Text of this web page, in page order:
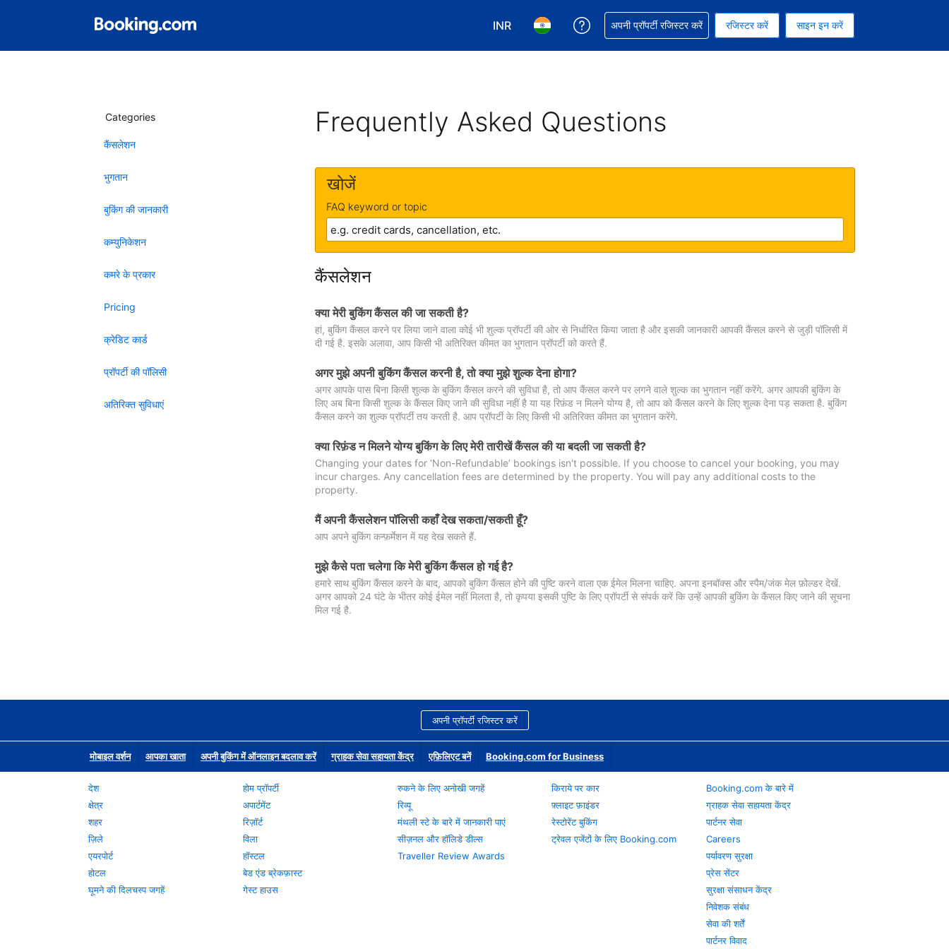
INR
अपनी करेंसी चुनें. आपने अभी INR करेंसी को चुना हुआ है
अपनी भाषा चुनें. आपने अभी हिन्दी भाषा को चुना हुआ है
अपनी बुकिंग में सहायता पाएं
अपनी प्रॉपर्टी रजिस्टर करें रजिस्टर करें साइन इन करें
Categories
कैंसलेशन
भुगतान
बुकिंग की जानकारी
कम्युनिकेशन
कमरे के प्रकार
Pricing
क्रेडिट कार्ड
प्रॉपर्टी की पॉलिसी
अतिरिक्त सुविधाएं
Frequently Asked Questions
खोजें
FAQ keyword or topic
कैंसलेशन
क्या मेरी बुकिंग कैंसल की जा सकती है?
हां, बुकिंग कैंसल करने पर लिया जाने वाला कोई भी शुल्क प्रॉपर्टी की ओर से निर्धारित किया जाता है और इसकी जानकारी आपकी कैंसल करने से जुड़ी पॉलिसी में
दी गई है. इसके अलावा, आप किसी भी अतिरिक्त कीमत का भुगतान प्रॉपर्टी को करते हैं.
अगर मुझे अपनी बुकिंग कैंसल करनी है, तो क्या मुझे शुल्क देना होगा?
अगर आपके पास बिना किसी शुल्क के बुकिंग कैंसल करने की सुविधा है, तो आप कैंसल करने पर लगने वाले शुल्क का भुगतान नहीं करेंगे. अगर आपकी बुकिंग के
लिए अब बिना किसी शुल्क के कैंसल किए जाने की सुविधा नहीं है या यह रिफ़ंड न मिलने योग्य है, तो आप को कैंसल करने के लिए शुल्क देना पड़ सकता है. बुकिंग
कैंसल करने का शुल्क प्रॉपर्टी तय करती है. आप प्रॉपर्टी के लिए किसी भी अतिरिक्त कीमत का भुगतान करेंगे.
क्या रिफ़ंड न मिलने योग्य बुकिंग के लिए मेरी तारीखें कैंसल की या बदली जा सकती है?
Changing your dates for ‘Non-Refundable’ bookings isn't possible. If you choose to cancel your booking, you may
incur charges. Any cancellation fees are determined by the property. You will pay any additional costs to the
property.
मैं अपनी कैंसलेशन पॉलिसी कहाँ देख सकता/सकती हूँ?
आप अपने बुकिंग कन्फ़र्मेशन में यह देख सकते हैं.
मुझे कैसे पता चलेगा कि मेरी बुकिंग कैंसल हो गई है?
हमारे साथ बुकिंग कैंसल करने के बाद, आपको बुकिंग कैंसल होने की पुष्टि करने वाला एक ईमेल मिलना चाहिए. अपना इनबॉक्स और स्पैम/जंक मेल फ़ोल्डर देखें.
अगर आपको 24 घंटे के भीतर कोई ईमेल नहीं मिलता है, तो कृपया इसकी पुष्टि के लिए प्रॉपर्टी से संपर्क करें कि उन्हें आपकी बुकिंग के कैंसल किए जाने की सूचना
मिल गई है.
अपनी प्रॉपर्टी रजिस्टर करें
मोबाइल वर्शन आपका खाता अपनी बुकिंग में ऑनलाइन बदलाव करें ग्राहक सेवा सहायता केंद्र एफ़िलिएट बनें Booking.com for Business
देश
क्षेत्र
शहर
ज़िले
एयरपोर्ट
होटल
घूमने की दिलचस्प जगहें
होम प्रॉपर्टी
अपार्टमेंट
रिज़ॉर्ट
विला
हॉस्टल
बेड एंड ब्रेकफ़ास्ट
गेस्ट हाउस
रुकने के लिए अनोखी जगहें
रिव्यू
मंथली स्टे के बारे में जानकारी पाएं
सीज़नल और हॉलिडे डील्स
Traveller Review Awards
किराये पर कार
फ़्लाइट फ़ाइंडर
रेस्टोरेंट बुकिंग
ट्रेवल एजेंटों के लिए Booking.com
Booking.com के बारे में
ग्राहक सेवा सहायता केंद्र
पार्टनर सेवा
Careers
पर्यावरण सुरक्षा
प्रेस सेंटर
सुरक्षा संसाधन केंद्र
निवेशक संबंध
सेवा की शर्तें
पार्टनर विवाद